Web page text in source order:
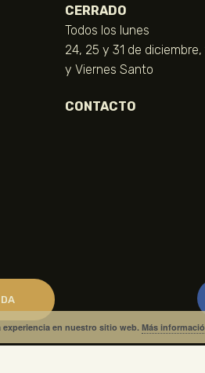
CERRADO
Todos los lunes
24, 25 y 31 de
y Viernes Santo
CONTACTO
en nuestro sitio web. Más